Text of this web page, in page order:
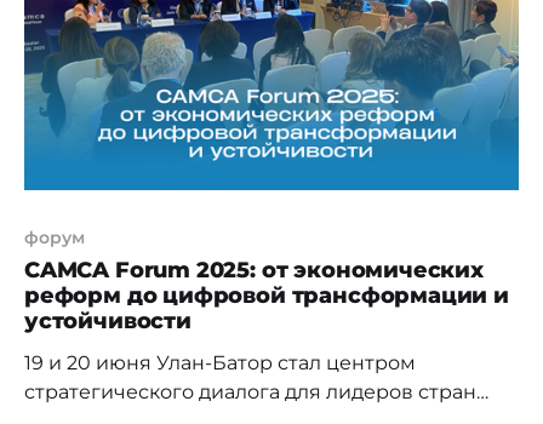
золота — может стать инструментом, который
откроет доступ к инвестициям для малого и
среднего бизнеса страны,
форум
CAMCA Forum 2025: от экономических
реформ до цифровой трансформации и
устойчивости
19 и 20 июня Улан-Батор стал центром
стратегического диалога для лидеров стран